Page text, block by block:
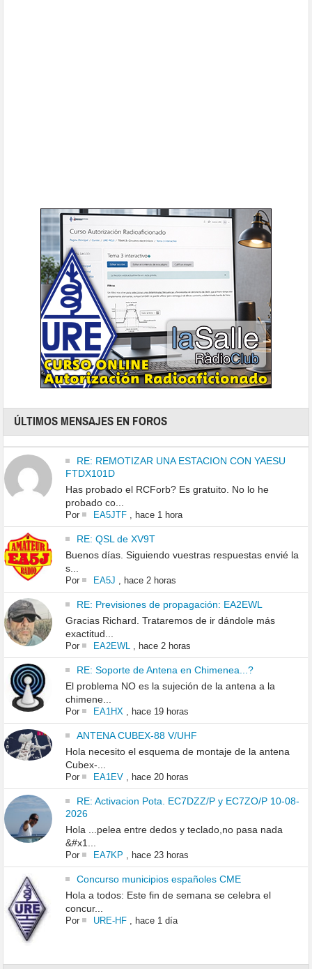
ÚLTIMOS MENSAJES EN FOROS
RE: REMOTIZAR UNA ESTACION CON YAESU
FTDX101D
Has probado el RCForb? Es gratuito. No lo he
probado co...
Por EA5JTF, hace 1 hora
RE: QSL de XV9T
Buenos días. Siguiendo vuestras respuestas envié la
s...
Por EA5J , hace 2 horas
RE: Previsiones de propagación: EA2EWL
Gracias Richard. Trataremos de ir dándole más
exactitud...
Por EA2EWL, hace 2 horas
RE: Soporte de Antena en Chimenea...?
El problema NO es la sujeción de la antena a la
chimene...
Por EA1HX, hace 19 horas
ANTENA CUBEX-88 V/UHF
Hola necesito el esquema de montaje de la antena
Cubex-...
Por EA1EV, hace 20 horas
RE: Activacion Pota. EC7DZZ/P y EC7ZO/P 10-08-
2026
Hola ...pelea entre dedos y teclado,no pasa nada
&#x1...
Por EA7KP , hace 23 horas
Concurso municipios españoles CME
Hola a todos: Este fin de semana se celebra el
concur...
Por URE-HF, hace 1 día